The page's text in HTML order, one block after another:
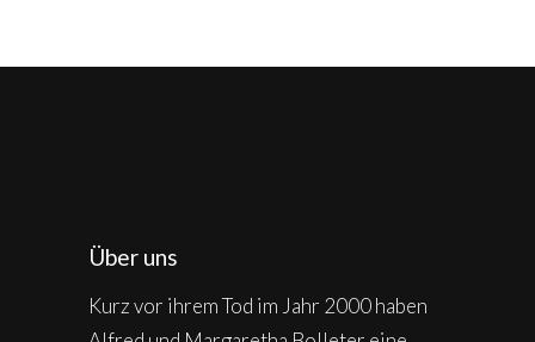
Über uns
Kurz vor ihrem Tod im Jahr 2000 haben